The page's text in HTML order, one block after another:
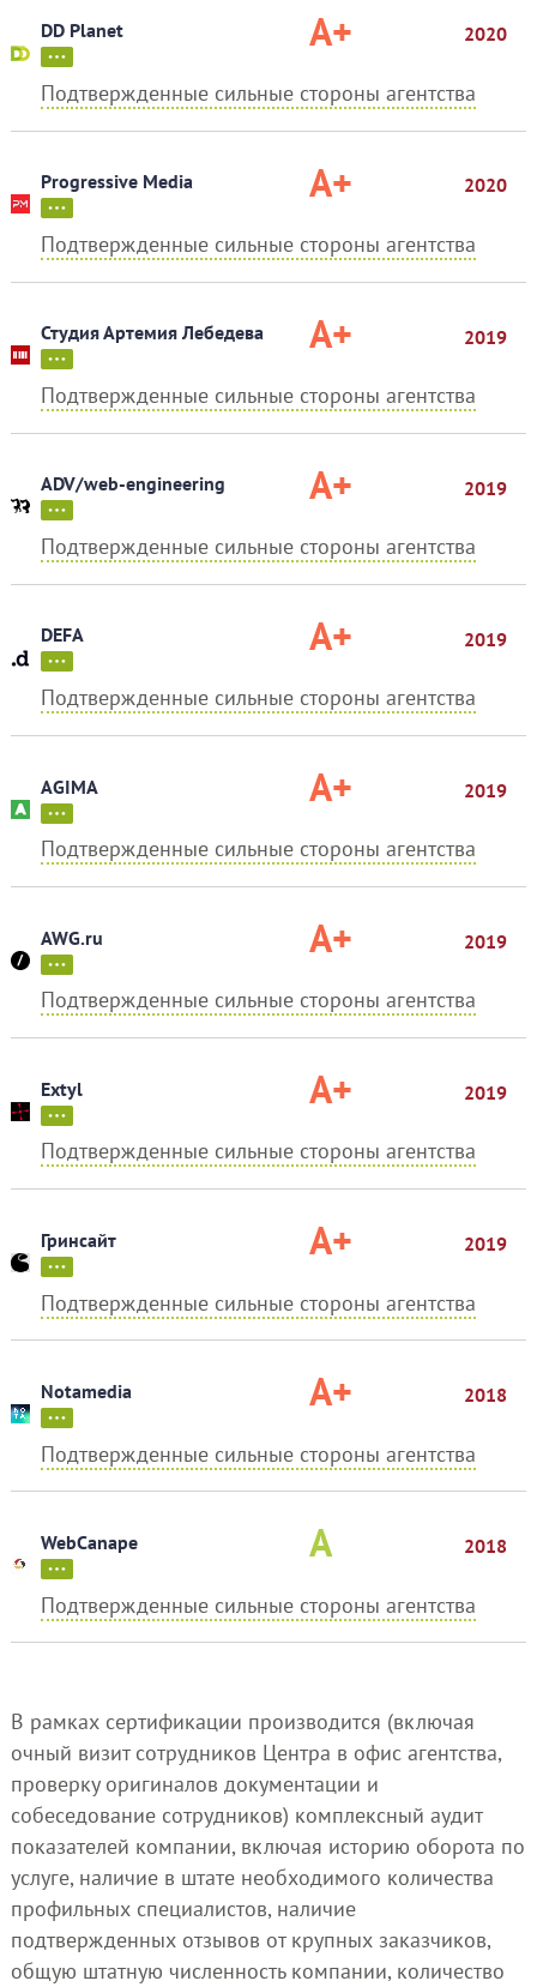
DD Planet A+ 2020
Подтвержденные сильные стороны агентства
Progressive Media A+ 2020
Подтвержденные сильные стороны агентства
Студия Артемия Лебедева A+ 2019
Подтвержденные сильные стороны агентства
ADV/web-engineering A+ 2019
Подтвержденные сильные стороны агентства
DEFA A+ 2019
Подтвержденные сильные стороны агентства
AGIMA A+ 2019
Подтвержденные сильные стороны агентства
AWG.ru A+ 2019
Подтвержденные сильные стороны агентства
Extyl A+ 2019
Подтвержденные сильные стороны агентства
Гринсайт A+ 2019
Подтвержденные сильные стороны агентства
Notamedia A+ 2018
Подтвержденные сильные стороны агентства
WebCanape A 2018
Подтвержденные сильные стороны агентства
В рамках сертификации производится (включая
очный визит сотрудников Центра в офис агентства,
проверку оригиналов документации и
собеседование сотрудников) комплексный аудит
показателей компании, включая историю оборота по
услуге, наличие в штате необходимого количества
профильных специалистов, наличие
подтвержденных отзывов от крупных заказчиков,
общую штатную численность компании, количество